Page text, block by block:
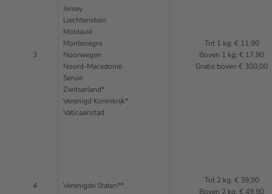
3
Jersey
Liechtenstein
Moldavië
Montenegro
Noorwegen
Noord-Macedonië
Servië
Zwitserland*
Verenigd Koninkrijk*
Vaticaanstad
Tot 1 kg: € 11,90
Boven 1 kg: € 17,90
Gratis boven € 300,00
4 Verenigde Staten**
Tot 2 kg: € 39,90
Boven 2 kg: € 49,90